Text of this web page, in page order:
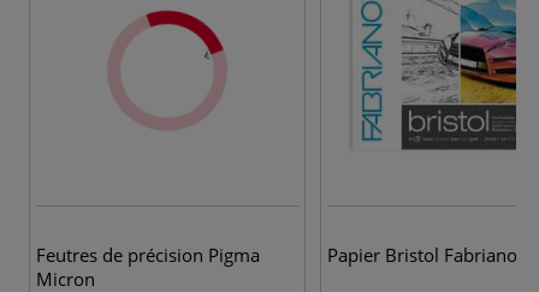
Feutres de précision Pigma
Micron
Papier Bristol Fabriano